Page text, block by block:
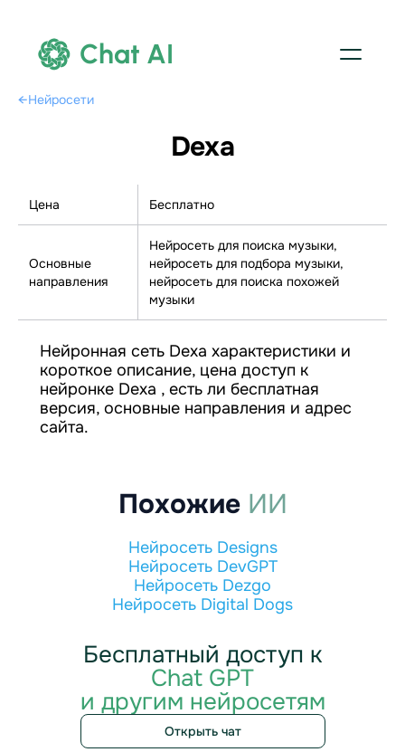
Chat AI
←Нейросети
Dexa
Цена Бесплатно
Основные
направления
Нейросеть для поиска музыки,
нейросеть для подбора музыки,
нейросеть для поиска похожей
музыки
Нейронная сеть Dexa характеристики и
короткое описание, цена доступ к
нейронке Dexa , есть ли бесплатная
версия, основные направления и адрес
сайта.
Похожие ИИ
Нейросеть Designs
Нейросеть DevGPT
Нейросеть Dezgo
Нейросеть Digital Dogs
Бесплатный доступ к
Chat GPT
и другим нейросетям
Открыть чат